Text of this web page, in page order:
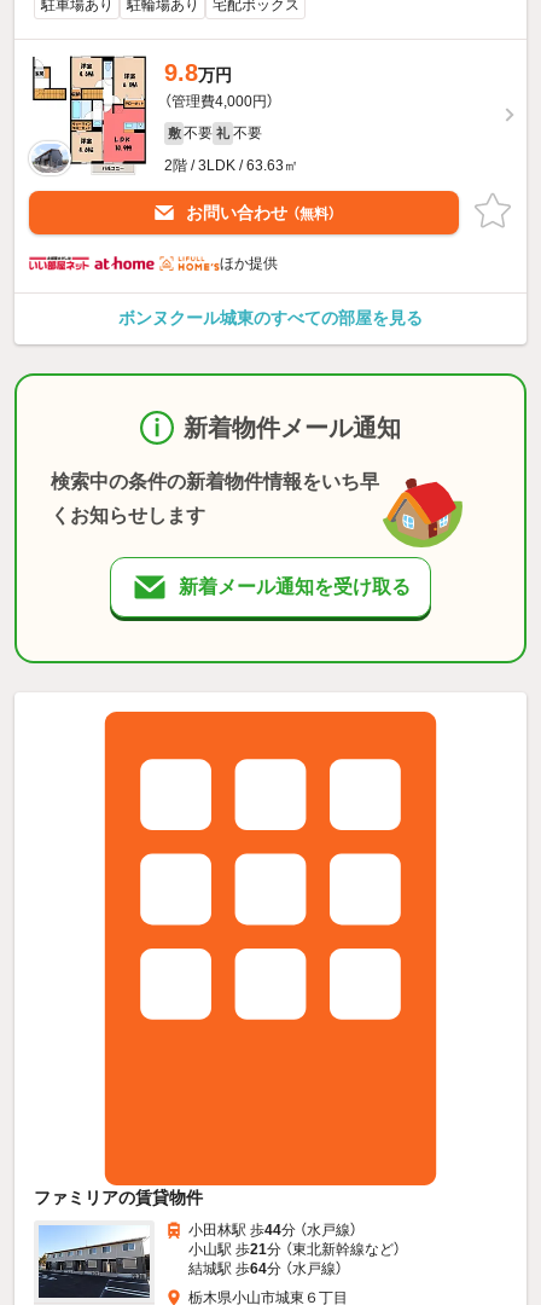
駐車場あり 駐輪場あり 宅配ボックス
9.8万円
（管理費4,000円）
敷 不要 礼 不要
2階 / 3LDK / 63.63㎡
お問い合わせ （無料）
ほか提供
ボンヌクール城東のすべての部屋を見る
新着物件メール通知
検索中の条件の新着物件情報をいち早
くお知らせします
新着メール通知を受け取る
ファミリアの賃貸物件
小田林駅 歩44分 （水戸線）
小山駅 歩21分 （東北新幹線など）
結城駅 歩64分 （水戸線）
栃木県小山市城東６丁目